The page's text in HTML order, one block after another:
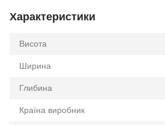
Характеристики
Висота
Ширина
Глибина
Країна виробник